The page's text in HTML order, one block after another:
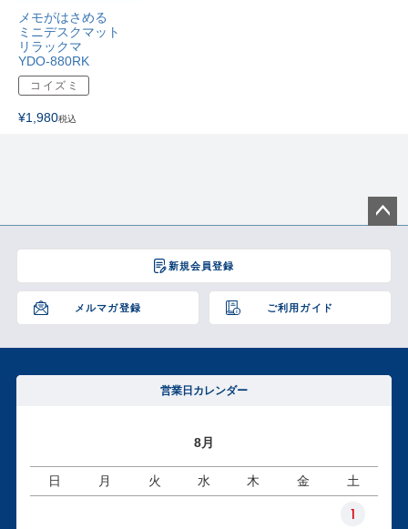
メモがはさめる
ミニデスクマット
リラックマ
YDO-880RK
コイズミ
¥1,980税込
新規会員登録
メルマガ登録 ご利用ガイド
ジト
へ
営業日カレンダー
8月
日 月 火 水 木 金 土
1